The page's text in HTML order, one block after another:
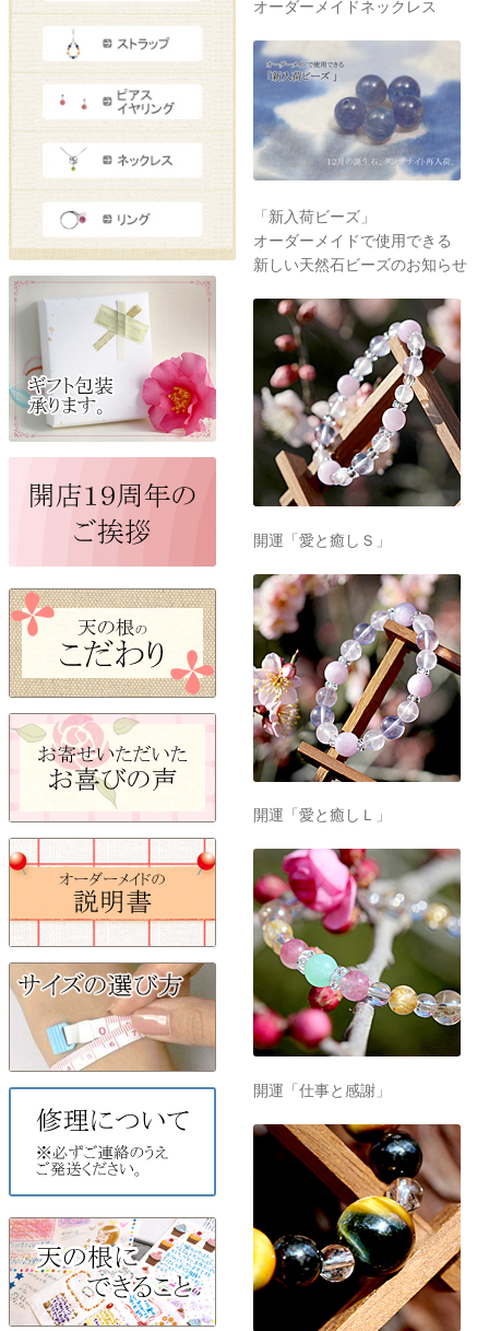
オーダーメイドネックレス
「新入荷ビーズ」
オーダーメイドで使用できる
新しい天然石ビーズのお知らせ
開運「愛と癒しＳ」
開運「愛と癒しＬ」
開運「仕事と感謝」